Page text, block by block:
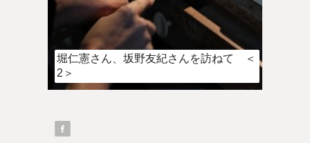
堀仁憲さん、坂野友紀さんを訪ねて ＜
2＞